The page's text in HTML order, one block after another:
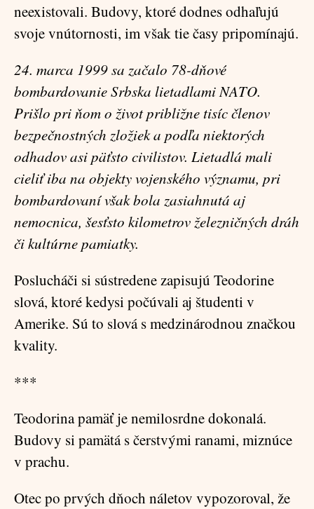
neexistovali. Budovy, ktoré dodnes odhaľujú
svoje vnútornosti, im však tie časy pripomínajú.
24. marca 1999 sa začalo 78-dňové
bombardovanie Srbska lietadlami NATO.
Prišlo pri ňom o život približne tisíc členov
bezpečnostných zložiek a podľa niektorých
odhadov asi päťsto civilistov. Lietadlá mali
cieliť iba na objekty vojenského významu, pri
bombardovaní však bola zasiahnutá aj
nemocnica, šesťsto kilometrov železničných dráh
či kultúrne pamiatky.
Poslucháči si sústredene zapisujú Teodorine
slová, ktoré kedysi počúvali aj študenti v
Amerike. Sú to slová s medzinárodnou značkou
kvality.
***
Teodorina pamäť je nemilosrdne dokonalá.
Budovy si pamätá s čerstvými ranami, miznúce
v prachu.
Otec po prvých dňoch náletov vypozoroval, že